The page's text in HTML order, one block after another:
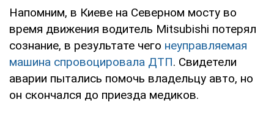
Напомним, в Киеве на Северном мосту во
время движения водитель Mitsubishi потерял
сознание, в результате чего неуправляемая
машина спровоцировала ДТП. Свидетели
аварии пытались помочь владельцу авто, но
он скончался до приезда медиков.